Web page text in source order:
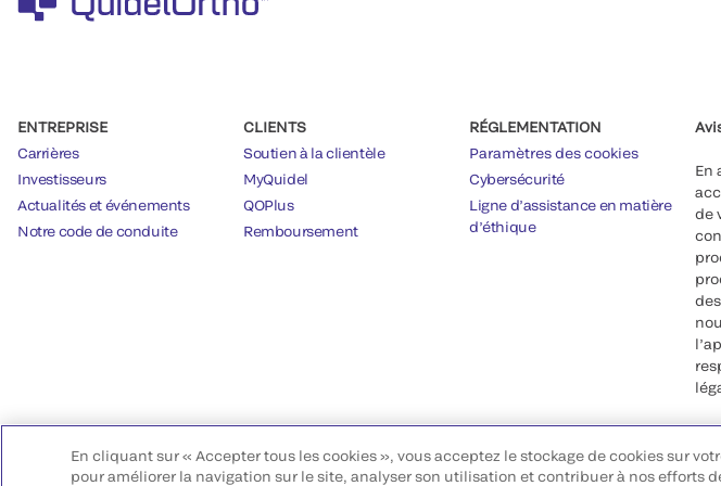
ENTREPRISE
Carrières
Investisseurs
Actualités et événements
Notre code de conduite
CLIENTS
Soutien à la clientèle
MyQuidel
QOPlus
Remboursement
RÉGLEMENTATION
Paramètres des cookies
Cybersécurité
Ligne d’assistance en matière
d’éthique
En
de
En cliquant sur « Accepter tous les cookies », vous acceptez le stockage de cookies sur
pour améliorer la navigation sur le site, analyser son utilisation et contribuer à nos efforts